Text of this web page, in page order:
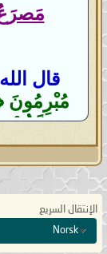
مَصرَعُ
قال
سِرَّهُمْ
يَكْتُبُونَ ‎﴿٨٠﴾}
يا معشَر
وصَرَع
الإنتقال السريع
Norsk